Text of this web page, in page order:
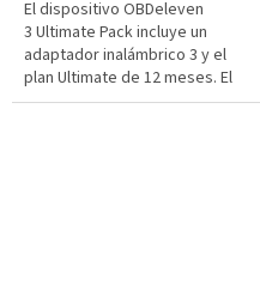
El dispositivo OBDeleven
3 Ultimate Pack incluye un
adaptador inalámbrico 3 y el
plan Ultimate de 12 meses. El
dispositivo es compatible con